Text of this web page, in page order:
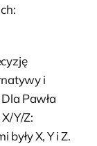
i
Pawła
Y/Z:
X, Y i Z.